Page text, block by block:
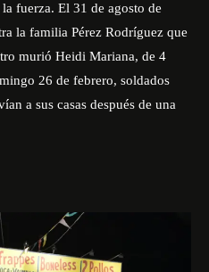
fuerza. El 31 de agosto de
la familia Pérez Rodríguez que
murió Heidi Mariana, de 4
26 de febrero, soldados
a sus casas después de una